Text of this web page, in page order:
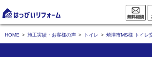
HOME 施工実績・お客様の声 トイレ 焼津市MS様 トイレ